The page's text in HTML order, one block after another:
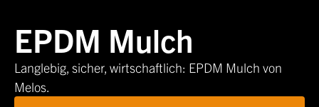
EPDM Mulch
Langlebig, sicher, wirtschaftlich: EPDM Mulch von
Melos.